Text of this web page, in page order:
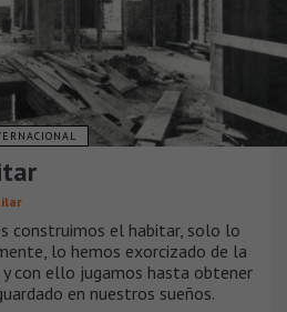
construimos el habitar, solo lo
lo hemos exorcizado de la
con ello jugamos hasta obtener
en nuestros sueños.